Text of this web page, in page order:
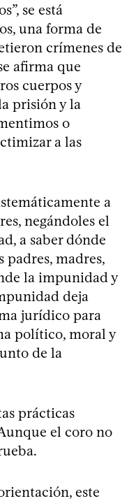
se está
una forma de
crímenes de
afirma que
cuerpos y
prisión y la
o
a las
a
negándoles el
a saber dónde
padres, madres,
la impunidad y
deja
jurídico para
político, moral y
de la
prácticas
el coro no
este